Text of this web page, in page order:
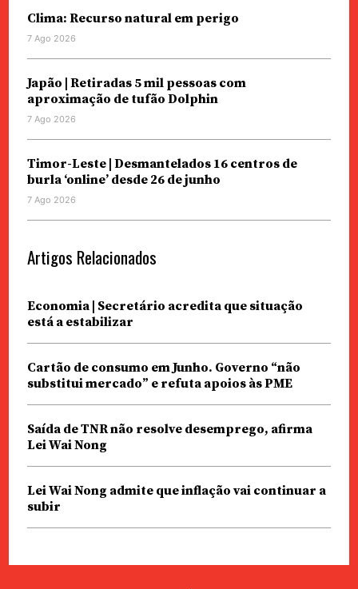
Clima: Recurso natural em perigo
7 Ago 2026
Japão | Retiradas 5 mil pessoas com
aproximação de tufão Dolphin
7 Ago 2026
Timor-Leste | Desmantelados 16 centros de
burla ‘online’ desde 26 de junho
7 Ago 2026
Artigos Relacionados
Economia | Secretário acredita que situação
está a estabilizar
Cartão de consumo em Junho. Governo “não
substitui mercado” e refuta apoios às PME
Saída de TNR não resolve desemprego, afirma
Lei Wai Nong
Lei Wai Nong admite que inflação vai continuar a
subir